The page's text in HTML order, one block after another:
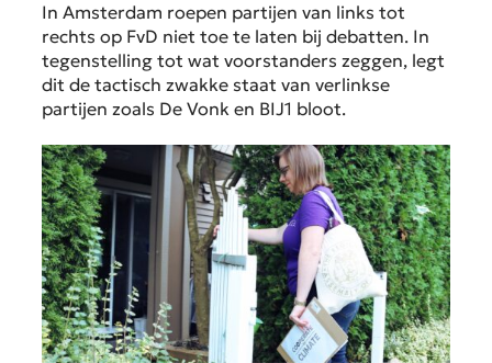
In Amsterdam roepen partijen van links tot
rechts op FvD niet toe te laten bij debatten. In
tegenstelling tot wat voorstanders zeggen, legt
dit de tactisch zwakke staat van verlinkse
partijen zoals De Vonk en BIJ1 bloot.